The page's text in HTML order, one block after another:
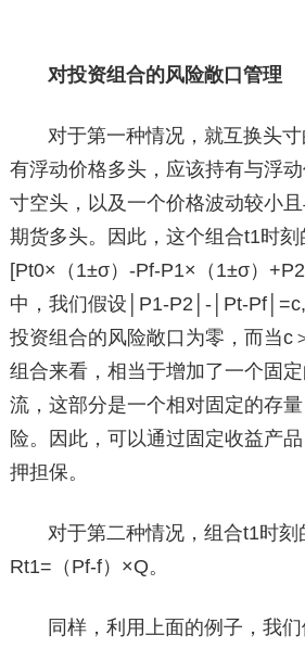
对投资组合的风险敞口管理
对于第一种情况，就互换头
有浮动价格多头，应该持有与浮
寸空头，以及一个价格波动较小
期货多头。因此，这个组合t1时
[Pt0×（1±σ）-Pf-P1×（1±σ）
中，我们假设│P1-P2│-│Pt-
投资组合的风险敞口为零，而当c
组合来看，相当于增加了一个固
流，这部分是一个相对固定的存
险。因此，可以通过固定收益产
押担保。
对于第二种情况，组合t1时刻
Rt1=（Pf-f）×Q。
同样，利用上面的例子，我